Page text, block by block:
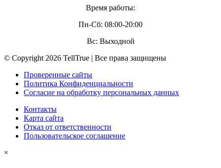
Время работы:
Пн-Сб: 08:00-20:00
Вс: Выходной
© Copyright 2026 TellTrue | Все права защищены
Проверенные сайты
Политика Конфиденциальности
Согласие на обработку персональных данных
Контакты
Карта сайта
Отказ от ответственности
Пользовательское соглашение
×